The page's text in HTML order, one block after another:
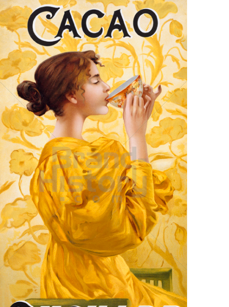
Suchard Milka Kraft Foods 1900